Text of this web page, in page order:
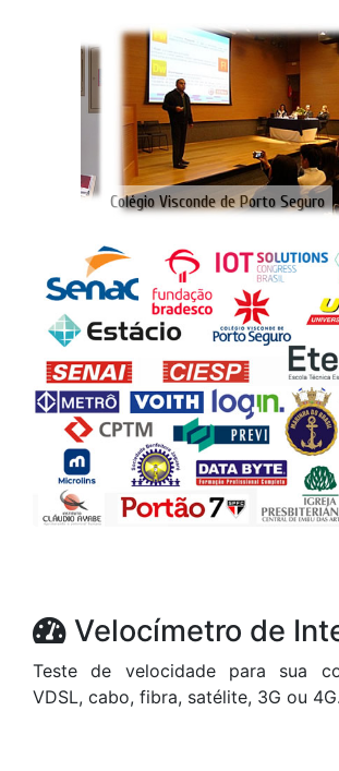
Velocímetro de
Teste de velocidade para sua
VDSL, cabo, fibra, satélite, 3G ou 4G.